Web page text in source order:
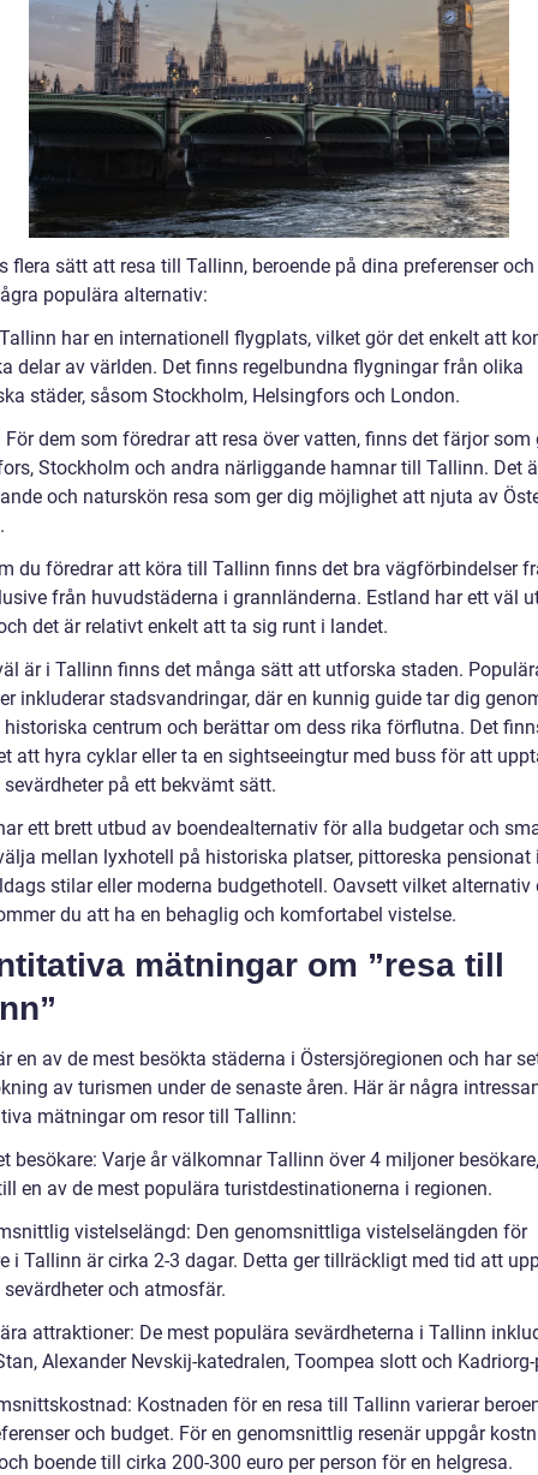
flera sätt att resa till Tallinn, beroende på dina preferenser
populära alternativ:
har en internationell flygplats, vilket gör det enkelt att
delar av världen. Det finns regelbundna flygningar från olika
städer, såsom Stockholm, Helsingfors och London.
För dem som föredrar att resa över vatten, finns det färjor som
Stockholm och andra närliggande hamnar till Tallinn. Det
och naturskön resa som ger dig möjlighet att njuta av
du föredrar att köra till Tallinn finns det bra vägförbindelser
från huvudstäderna i grannländerna. Estland har ett väl
det är relativt enkelt att ta sig runt i landet.
är i Tallinn finns det många sätt att utforska staden.
inkluderar stadsvandringar, där en kunnig guide tar dig
historiska centrum och berättar om dess rika förflutna. Det
att hyra cyklar eller ta en sightseeingtur med buss för att
på ett bekvämt sätt.
ett brett utbud av boendealternativ för alla budgetar och
mellan lyxhotell på historiska platser, pittoreska pensionat
stilar eller moderna budgethotell. Oavsett vilket alternativ
du att ha en behaglig och komfortabel vistelse.
mätningar om ”resa till
en av de mest besökta städerna i Östersjöregionen och har
av turismen under de senaste åren. Här är några
mätningar om resor till Tallinn:
besökare: Varje år välkomnar Tallinn över 4 miljoner
en av de mest populära turistdestinationerna i regionen.
vistelselängd: Den genomsnittliga vistelselängden för
i Tallinn är cirka 2-3 dagar. Detta ger tillräckligt med tid att
och atmosfär.
attraktioner: De mest populära sevärdheterna i Tallinn
Alexander Nevskij-katedralen, Toompea slott och
Kostnaden för en resa till Tallinn varierar
och budget. För en genomsnittlig resenär uppgår
boende till cirka 200-300 euro per person för en helgresa.